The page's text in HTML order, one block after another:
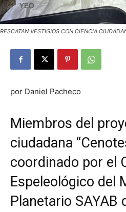
RESCATAN VESTIGIOS CON CIENCIA
por Daniel Pacheco
Miembros del
ciudadana
coordinado por el
Espeleológico del
Planetario SAYAB